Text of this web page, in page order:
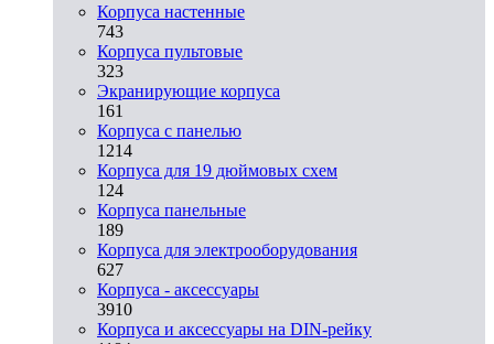
Корпуса настенные
743
Корпуса пультовые
323
Экранирующие корпуса
161
Корпуса с панелью
1214
Корпуса для 19 дюймовых схем
124
Корпуса панельные
189
Корпуса для электрооборудования
627
Корпуса - аксессуары
3910
Корпуса и аксессуары на DIN-рейку